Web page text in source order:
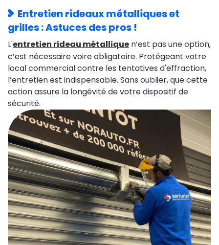
Entretien rideaux métalliques et
grilles : Astuces des pros !
L'entretien rideau métallique n’est pas une option,
c’est nécessaire voire obligatoire. Protégeant votre
local commercial contre les tentatives d'effraction,
l’entretien est indispensable. Sans oublier, que cette
action assure la longévité de votre dispositif de
sécurité.